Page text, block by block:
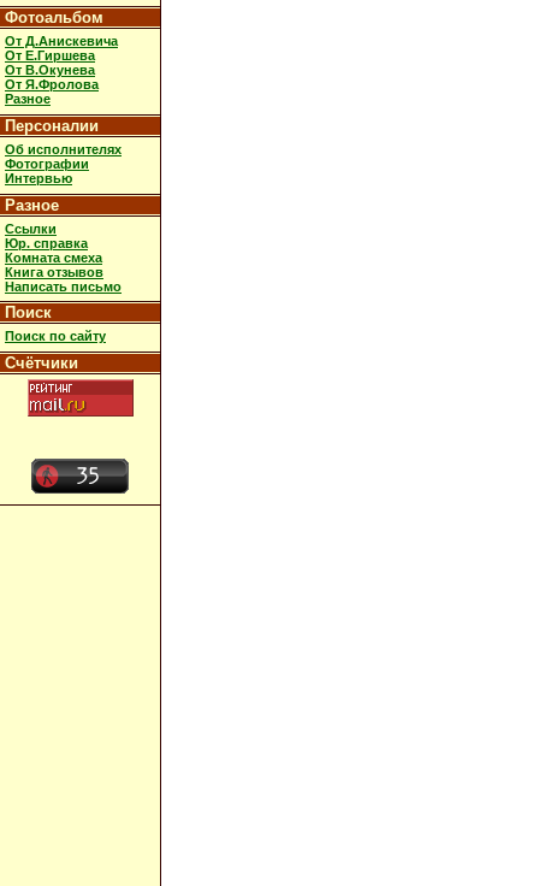
Фотоальбом
От Д.Анискевича
От Е.Гиршева
От В.Окунева
От Я.Фролова
Разное
Персоналии
Об исполнителях
Фотографии
Интервью
Разное
Ссылки
Юр. справка
Комната смеха
Книга отзывов
Написать письмо
Поиск
Поиск по сайту
Счётчики